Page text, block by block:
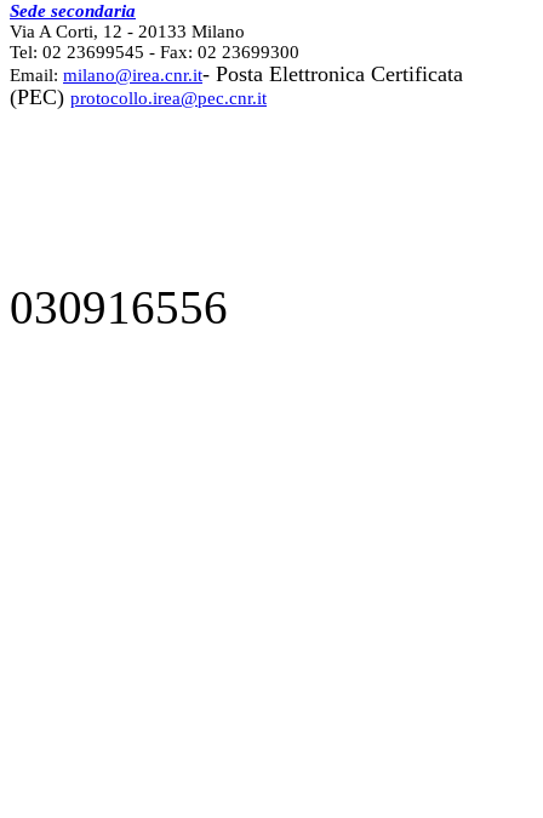
Sede secondaria
Via A Corti, 12 - 20133 Milano
Tel: 02 23699545 - Fax: 02 23699300
Email: milano@irea.cnr.it- Posta Elettronica Certificata
(PEC) protocollo.irea@pec.cnr.it
030916556